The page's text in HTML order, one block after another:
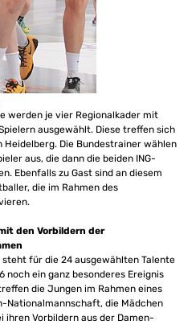
werden je vier Regionalkader mit
ausgewählt. Diese treffen sich
Heidelberg. Die Bundestrainer wählen
aus, die dann die beiden ING-
Ebenfalls zu Gast sind an diesem
die im Rahmen des
den Vorbildern der
für die 24 ausgewählten Talente
noch ein ganz besonderes Ereignis
die Jungen im Rahmen eines
Nationalmannschaft, die Mädchen
ihren Vorbildern aus der Damen-